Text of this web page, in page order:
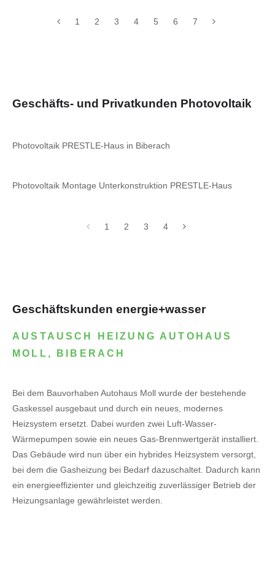
1 2 3 4 5 6 7
Geschäfts- und Privatkunden Photovoltaik
Photovoltaik PRESTLE-Haus in Biberach
Photovoltaik Montage Unterkonstruktion PRESTLE-Haus
1 2 3 4
Geschäftskunden energie+wasser
AUSTAUSCH HEIZUNG AUTOHAUS
MOLL, BIBERACH
Bei dem Bauvorhaben Autohaus Moll wurde der bestehende
Gaskessel ausgebaut und durch ein neues, modernes
Heizsystem ersetzt. Dabei wurden zwei Luft-Wasser-
Wärmepumpen sowie ein neues Gas-Brennwertgerät installiert.
Das Gebäude wird nun über ein hybrides Heizsystem versorgt,
bei dem die Gasheizung bei Bedarf dazuschaltet. Dadurch kann
ein energieeffizienter und gleichzeitig zuverlässiger Betrieb der
Heizungsanlage gewährleistet werden.